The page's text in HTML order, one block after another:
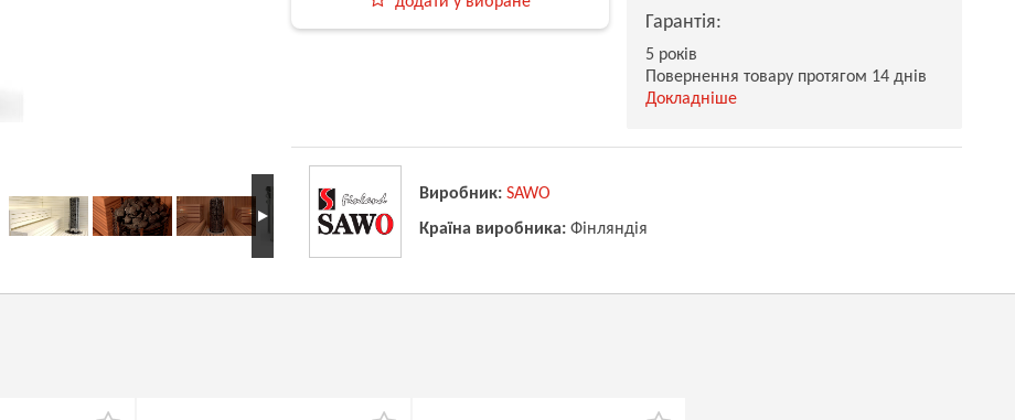
Гарантія:
5 років
Повернення товару протягом 14 днів
Докладніше
Виробник: SAWO
Країна виробника: Фінляндія